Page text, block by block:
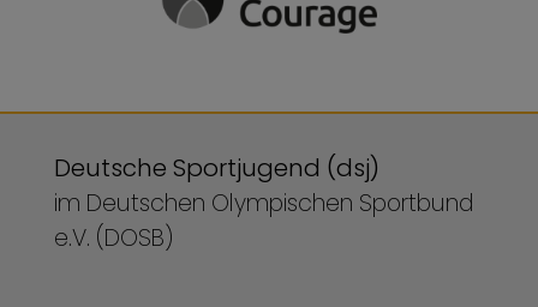
Deutsche Sportjugend (dsj)
im Deutschen Olympischen Sportbund
e.V. (DOSB)